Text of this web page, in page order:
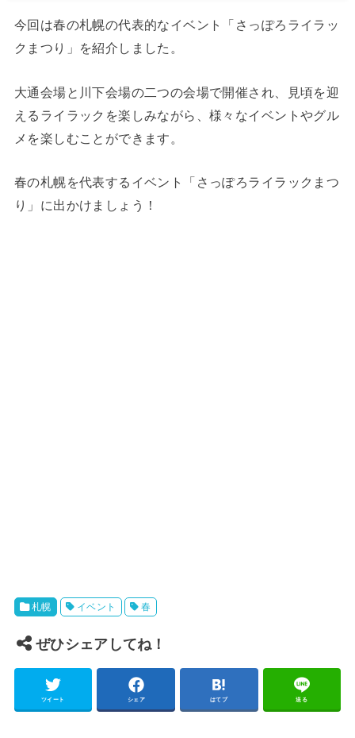
今回は春の札幌の代表的なイベント「さっぽろライラッ
クまつり」を紹介しました。
大通会場と川下会場の二つの会場で開催され、見頃を迎
えるライラックを楽しみながら、様々なイベントやグル
メを楽しむことができます。
春の札幌を代表するイベント「さっぽろライラックまつ
り」に出かけましょう！
札幌 イベント 春
ぜひシェアしてね！
ツイート シェア はてブ 送る